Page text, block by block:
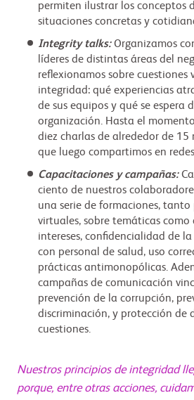
permiten ilustrar los conceptos
situaciones concretas y
Integrity talks:Organizamos
líderes de distintas áreas del
reflexionamos sobre cuestiones
integridad: qué experiencias
de sus equipos y qué se espera
organización. Hasta el
diez charlas de alrededor de 15
que luego compartimos en
Capacitaciones y campañas:
ciento de nuestros
una serie de formaciones, tanto
virtuales, sobre temáticas como
intereses, confidencialidad de
con personal de salud, uso
prácticas antimonopólicas.
campañas de comunicación
prevención de la corrupción,
discriminación, y protección de
cuestiones.
Nuestros principios de integridad
porque, entre otras acciones,